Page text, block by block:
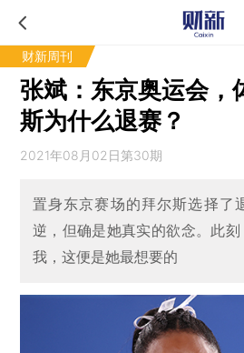
财新周刊
张斌：东京奥运会，
斯为什么退赛？
2021年08月02日第30期
置身东京赛场的拜尔斯选择了
逆，但确是她真实的欲念。此
我，这便是她最想要的